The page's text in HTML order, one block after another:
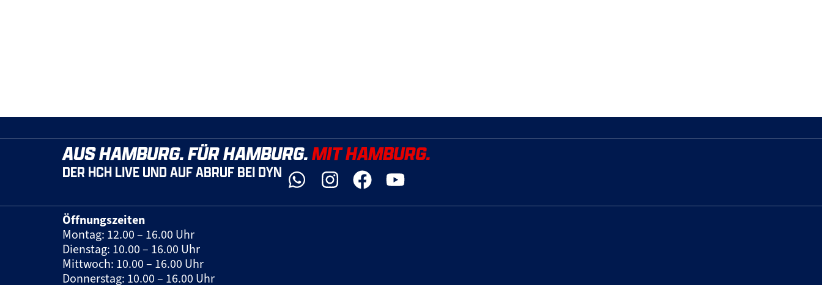
AUS HAMBURG. FÜR HAMBURG.MIT HAMBURG.
DER HCH LIVE UND AUF ABRUF BEI DYN
Öffnungszeiten
Montag: 12.00 – 16.00 Uhr
Dienstag: 10.00 – 16.00 Uhr
Mittwoch: 10.00 – 16.00 Uhr
Donnerstag: 10.00 – 16.00 Uhr